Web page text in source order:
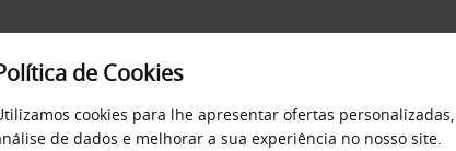
SERVIÇOS EMPRESAS
de Cookies
cookies para lhe apresentar ofertas personalizadas,
de dados e melhorar a sua experiência no nosso site.